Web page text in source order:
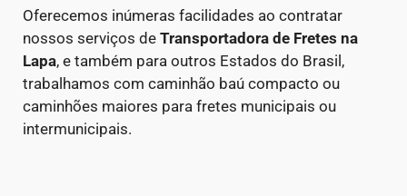
Oferecemos inúmeras facilidades ao contratar
nossos serviços de Transportadora de Fretes na
Lapa, e também para outros Estados do Brasil,
trabalhamos com caminhão baú compacto ou
caminhões maiores para fretes municipais ou
intermunicipais.